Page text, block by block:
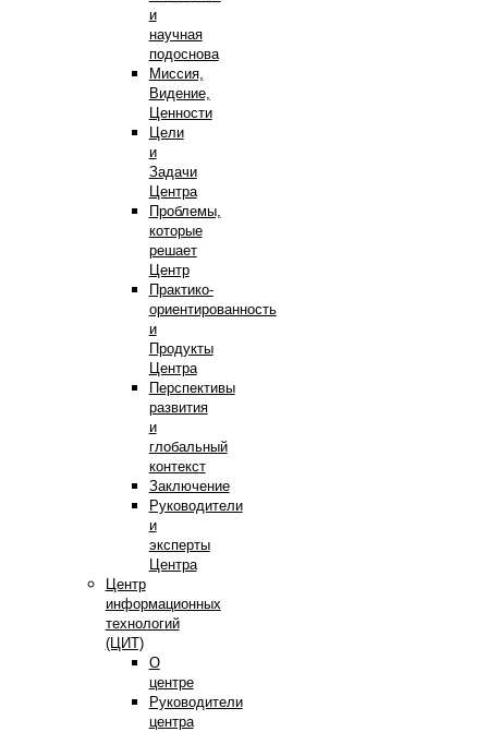
и
научная
подоснова
Миссия,
Видение,
Ценности
Цели
и
Задачи
Центра
Проблемы,
которые
решает
Центр
Практико-
ориентированность
и
Продукты
Центра
Перспективы
развития
и
глобальный
контекст
Заключение
Руководители
и
эксперты
Центра
Центр
информационных
технологий
(ЦИТ)
О
центре
Руководители
центра